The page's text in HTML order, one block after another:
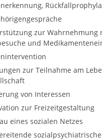
zur Wahrnehmung
und
zur Teilnahme am
von Interessen
zur Freizeitgestaltung
eines sozialen Netzes